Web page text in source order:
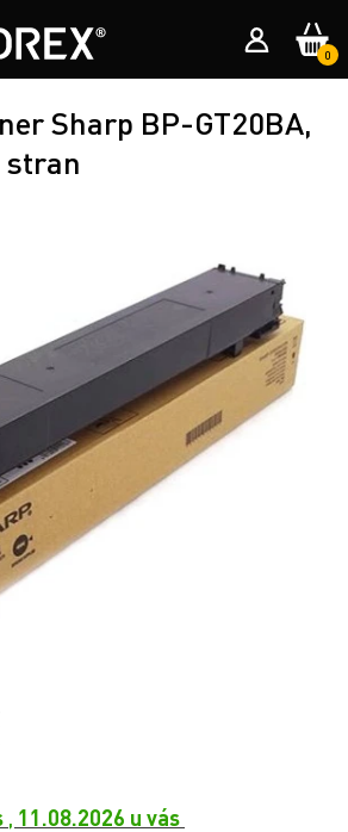
0
Sharp BP-GT20BA,
stran
, 11.08.2026 u vás